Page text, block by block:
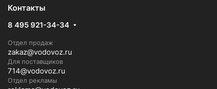
Контакты
8 495 921-34-34
Отдел продаж
zakaz@vodovoz.ru
Для поставщиков
714@vodovoz.ru
Отдел рекламы